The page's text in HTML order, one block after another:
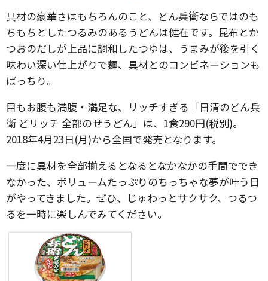
具材の豪華さはもちろんのこと、どん兵衛ならではのも
ちもちとしたつるみのあるうどんは健在です。昆布とか
つおのだしが上品に調和したつゆは、うまみが後を引く
味わい深い仕上がりで麺、具材とのコンビネーションも
ばっちり。
目もお腹も満腹・満足な、リッチすぎる「日清のどん兵
衛 どリッチ 全部のせうどん」は、1食290円(税別)。
2018年4月23日(月)から全国で発売となります。
一度に具材を全部揃えるとなるとなかなかの手間ででき
なかった、ボリュームたっぷりのちっちゃな夢が叶う日
がやってきました。ぜひ、じゅわっとサクサク、つるつ
るを一時に楽しんでみてください。